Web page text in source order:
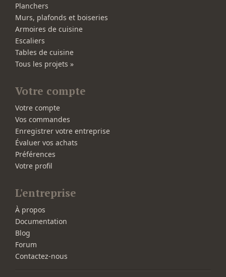
Planchers
Murs, plafonds et boiseries
Armoires de cuisine
Escaliers
Tables de cuisine
Tous les projets »
Votre compte
Votre compte
Vos commandes
Enregistrer votre entreprise
Évaluer vos achats
Préférences
Votre profil
L'entreprise
À propos
Documentation
Blog
Forum
Contactez-nous